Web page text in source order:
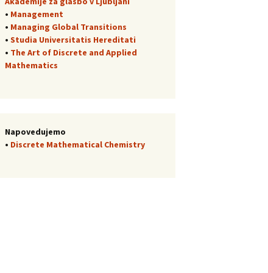
• Management
• Managing Global Transitions
• Studia Universitatis Hereditati
• The Art of Discrete and Applied
Mathematics
Napovedujemo
• Discrete Mathematical Chemistry